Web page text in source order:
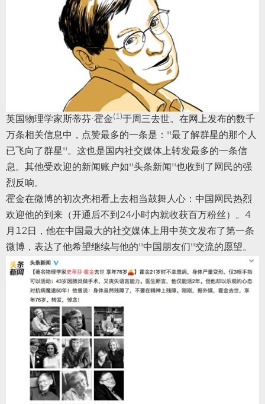
英国物理学家斯蒂芬·霍金(1)于周三去世。在网上发布的数千
万条相关信息中，点赞最多的一条是：“最了解群星的那个人
已飞向了群星”。这也是国内社交媒体上转发最多的一条信
息。其他受欢迎的新闻账户如“头条新闻”也收到了网民的强
烈反响。
霍金在微博的初次亮相看上去相当鼓舞人心：中国网民热烈
欢迎他的到来（开通后不到24小时内就收获百万粉丝）。4
月12日，他在中国最大的社交媒体上用中英文发布了第一条
微博，表达了他希望继续与他的“中国朋友们”交流的愿望。